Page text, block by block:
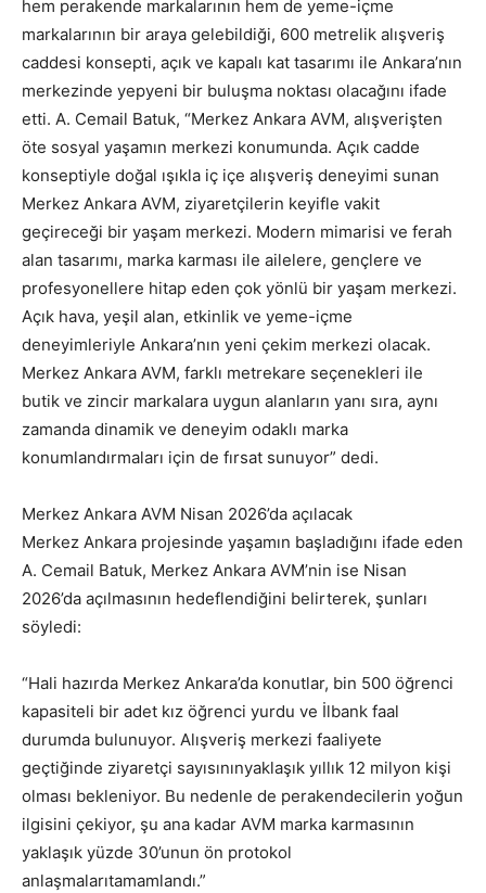
hem perakende markalarının hem de yeme-içme
markalarının bir araya gelebildiği, 600 metrelik alışveriş
caddesi konsepti, açık ve kapalı kat tasarımı ile Ankara’nın
merkezinde yepyeni bir buluşma noktası olacağını ifade
etti. A. Cemail Batuk, “Merkez Ankara AVM, alışverişten
öte sosyal yaşamın merkezi konumunda. Açık cadde
konseptiyle doğal ışıkla iç içe alışveriş deneyimi sunan
Merkez Ankara AVM, ziyaretçilerin keyifle vakit
geçireceği bir yaşam merkezi. Modern mimarisi ve ferah
alan tasarımı, marka karması ile ailelere, gençlere ve
profesyonellere hitap eden çok yönlü bir yaşam merkezi.
Açık hava, yeşil alan, etkinlik ve yeme-içme
deneyimleriyle Ankara’nın yeni çekim merkezi olacak.
Merkez Ankara AVM, farklı metrekare seçenekleri ile
butik ve zincir markalara uygun alanların yanı sıra, aynı
zamanda dinamik ve deneyim odaklı marka
konumlandırmaları için de fırsat sunuyor” dedi.
Merkez Ankara AVM Nisan 2026’da açılacak
Merkez Ankara projesinde yaşamın başladığını ifade eden
A. Cemail Batuk, Merkez Ankara AVM’nin ise Nisan
2026’da açılmasının hedeflendiğini belirterek, şunları
söyledi:
“Hali hazırda Merkez Ankara’da konutlar, bin 500 öğrenci
kapasiteli bir adet kız öğrenci yurdu ve İlbank faal
durumda bulunuyor. Alışveriş merkezi faaliyete
geçtiğinde ziyaretçi sayısınınyaklaşık yıllık 12 milyon kişi
olması bekleniyor. Bu nedenle de perakendecilerin yoğun
ilgisini çekiyor, şu ana kadar AVM marka karmasının
yaklaşık yüzde 30’unun ön protokol
anlaşmalarıtamamlandı.”